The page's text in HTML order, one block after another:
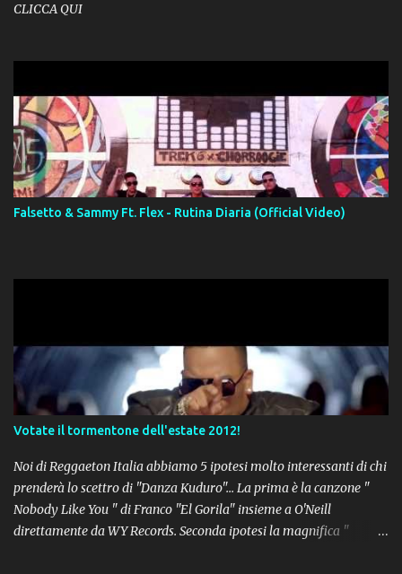
CLICCA QUI
Falsetto & Sammy Ft. Flex - Rutina Diaria (Official Video)
Votate il tormentone dell'estate 2012!
Noi di Reggaeton Italia abbiamo 5 ipotesi molto interessanti di chi
prenderà lo scettro di "Danza Kuduro"... La prima è la canzone "
Nobody Like You " di Franco "El Gorila" insieme a O'Neill
direttamente da WY Records. Seconda ipotesi la magnifica "